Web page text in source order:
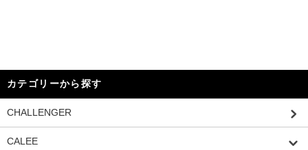
カテゴリーから探す
CHALLENGER
CALEE